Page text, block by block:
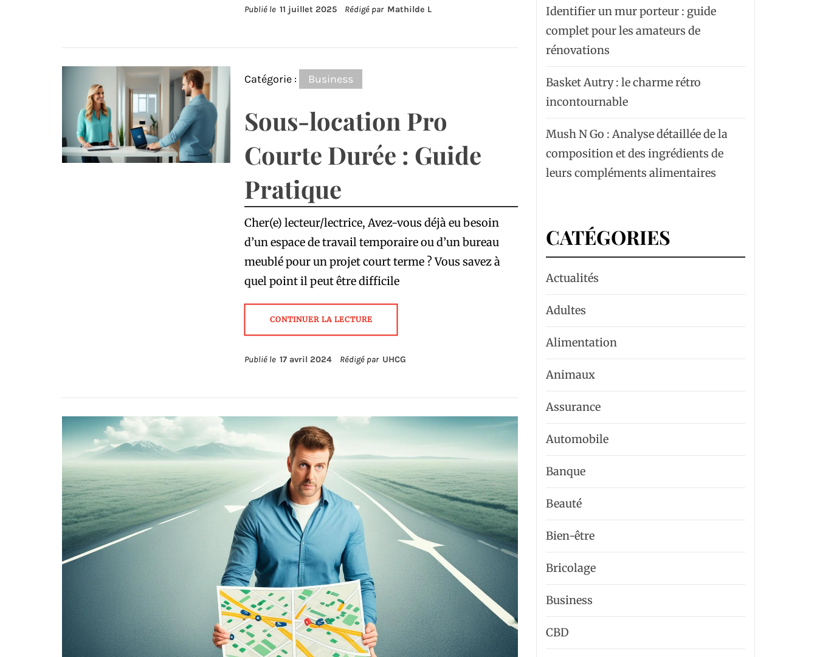
Publié le 11 juillet 2025 Rédigé par Mathilde L
Catégorie : Business
Sous-location Pro
Courte Durée : Guide
Pratique
Cher(e) lecteur/lectrice, Avez-vous déjà eu besoin
d’un espace de travail temporaire ou d’un bureau
meublé pour un projet court terme ? Vous savez à
quel point il peut être difficile
CONTINUER LA LECTURE
Publié le 17 avril 2024 Rédigé par UHCG
Identifier un mur porteur : guide
complet pour les amateurs de
rénovations
Basket Autry : le charme rétro
incontournable
Mush N Go : Analyse détaillée de la
composition et des ingrédients de
leurs compléments alimentaires
CATÉGORIES
Actualités
Adultes
Alimentation
Animaux
Assurance
Automobile
Banque
Beauté
Bien-être
Bricolage
Business
CBD